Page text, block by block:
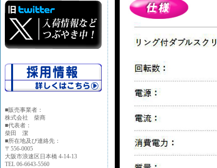
■販売事業者：
株式会社 柴商
■代表者：
柴田 潔
■所在地及び連絡先：
〒556-0005
大阪市浪速区日本橋 4-14-13
TEL 06-6643-5560